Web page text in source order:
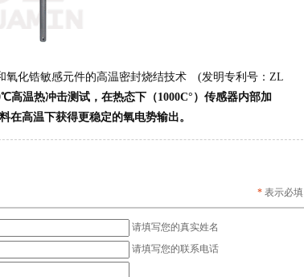
氧化锆敏感元件的高温密封烧结技术 (发明专利号：ZL
高温热冲击测试，在热态下（1000C°）传感器内部加
在高温下获得更稳定的氧电势输出。
*表示必填
请填写您的真实姓名
请填写您的联系电话